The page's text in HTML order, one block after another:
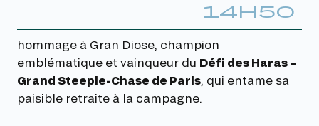
14H50
hommage à Gran Diose, champion
emblématique et vainqueur du Défi des Haras –
Grand Steeple-Chase de Paris, qui entame sa
paisible retraite à la campagne.